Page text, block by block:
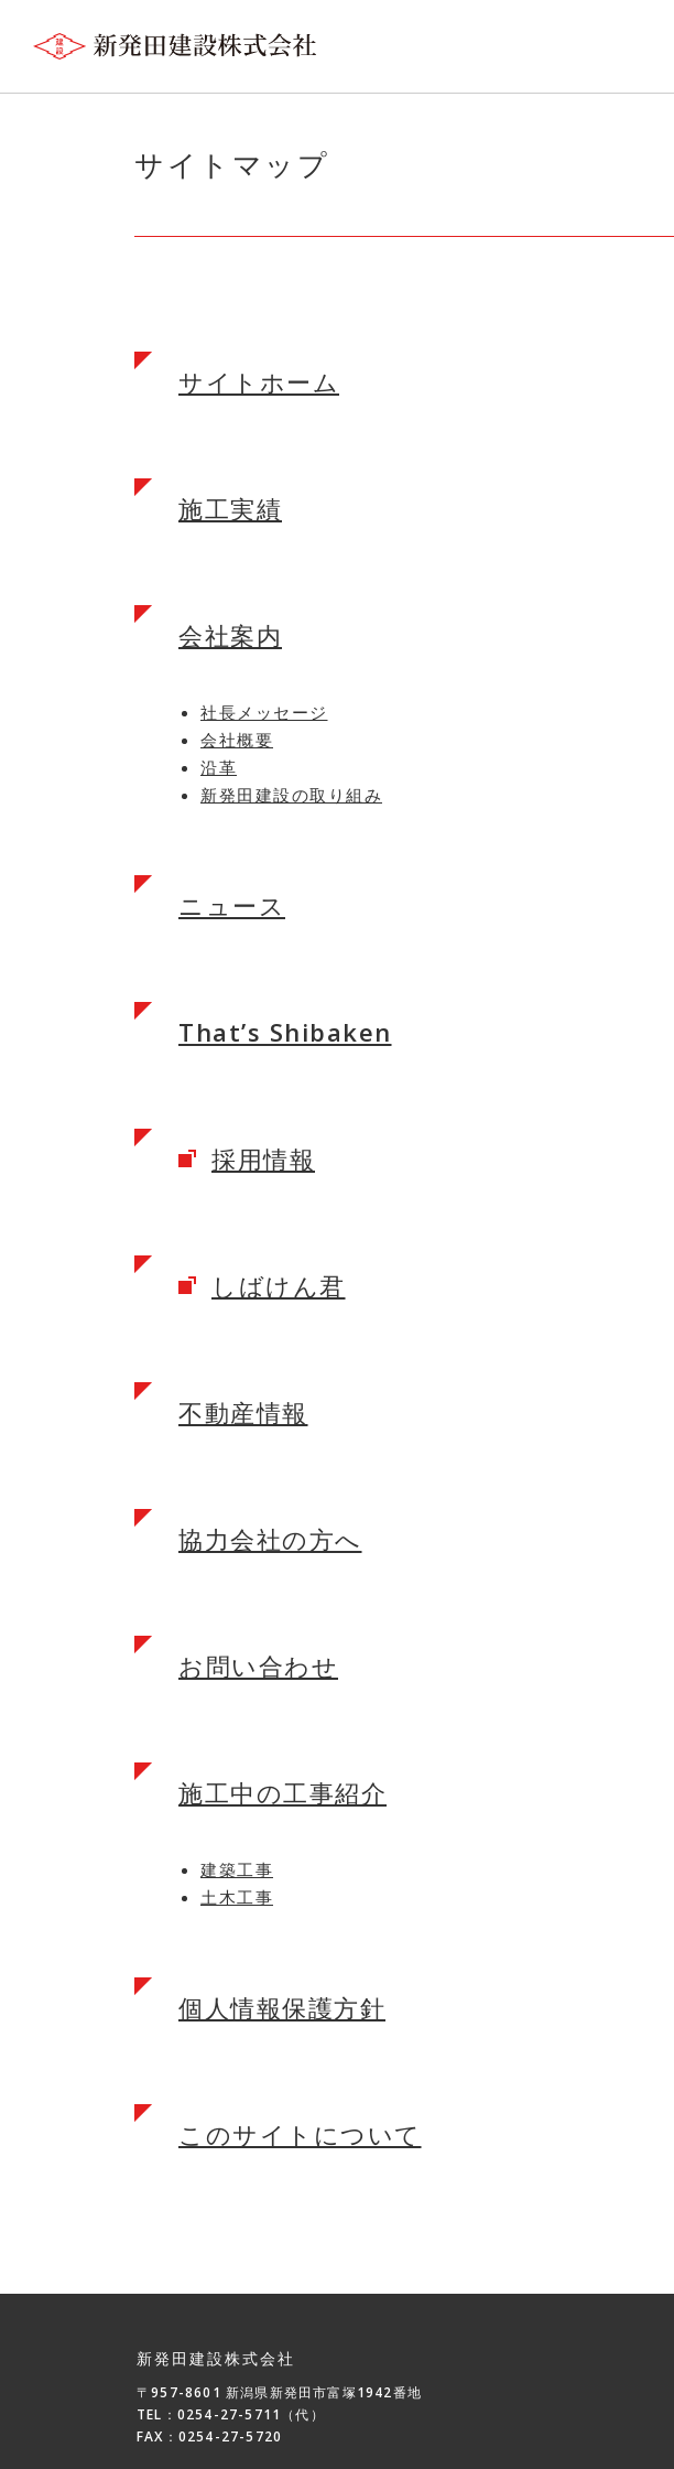
サイトマップ
サイトホーム
施工実績
会社案内
社長メッセージ
会社概要
沿革
新発田建設の取り組み
ニュース
That’s Shibaken
採用情報
しばけん君
不動産情報
協力会社の方へ
お問い合わせ
施工中の工事紹介
建築工事
土木工事
個人情報保護方針
このサイトについて
新発田建設株式会社
〒957-8601 新潟県新発田市富塚1942番地
TEL：0254-27-5711（代）
FAX：0254-27-5720